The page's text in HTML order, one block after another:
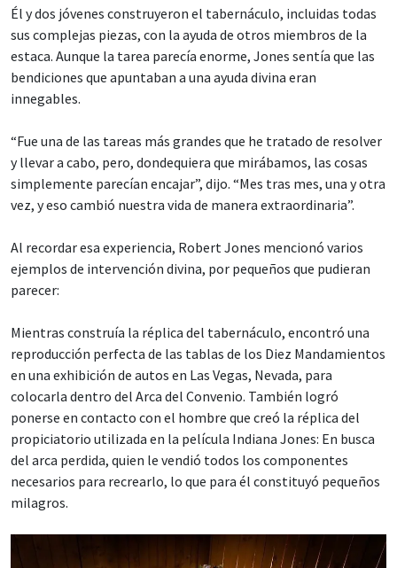
Él y dos jóvenes construyeron el tabernáculo, incluidas todas
sus complejas piezas, con la ayuda de otros miembros de la
estaca. Aunque la tarea parecía enorme, Jones sentía que las
bendiciones que apuntaban a una ayuda divina eran
innegables.
“Fue una de las tareas más grandes que he tratado de resolver
y llevar a cabo, pero, dondequiera que mirábamos, las cosas
simplemente parecían encajar”, dijo. “Mes tras mes, una y otra
vez, y eso cambió nuestra vida de manera extraordinaria”.
Al recordar esa experiencia, Robert Jones mencionó varios
ejemplos de intervención divina, por pequeños que pudieran
parecer:
Mientras construía la réplica del tabernáculo, encontró una
reproducción perfecta de las tablas de los Diez Mandamientos
en una exhibición de autos en Las Vegas, Nevada, para
colocarla dentro del Arca del Convenio. También logró
ponerse en contacto con el hombre que creó la réplica del
propiciatorio utilizada en la película Indiana Jones: En busca
del arca perdida, quien le vendió todos los componentes
necesarios para recrearlo, lo que para él constituyó pequeños
milagros.